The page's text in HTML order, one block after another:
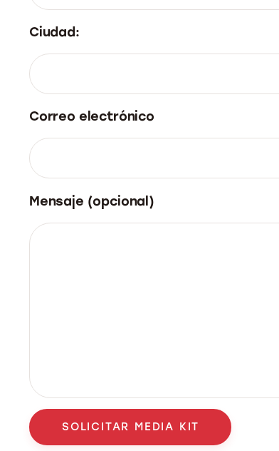
Ciudad:
Correo electrónico
Mensaje (opcional)